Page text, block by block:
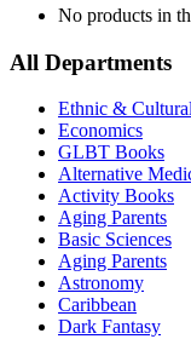
No products in
All Departments
Ethnic & Cultural
Economics
GLBT Books
Alternative
Activity Books
Aging Parents
Basic Sciences
Aging Parents
Astronomy
Caribbean
Dark Fantasy